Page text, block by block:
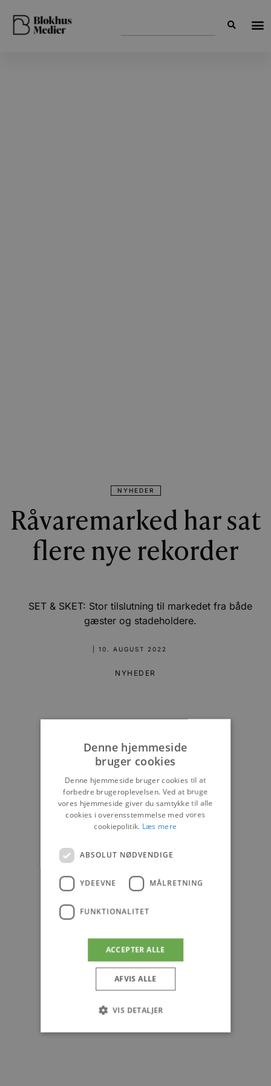
NYHEDER
Råvaremarked har sat
flere nye rekorder
SET & SKET: Stor tilslutning til markedet fra både
gæster og stadeholdere.
10. AUGUST 2022
NYHEDER
Denne hjemmeside
bruger cookies
Denne hjemmeside bruger cookies til at
forbedre brugeroplevelsen. Ved at bruge
vores hjemmeside giver du samtykke til alle
cookies i overensstemmelse med vores
cookiepolitik. Læs mere
ABSOLUT NØDVENDIGE
YDEEVNE MÅLRETNING
FUNKTIONALITET
ACCEPTER ALLE
AFVIS ALLE
VIS DETALJER